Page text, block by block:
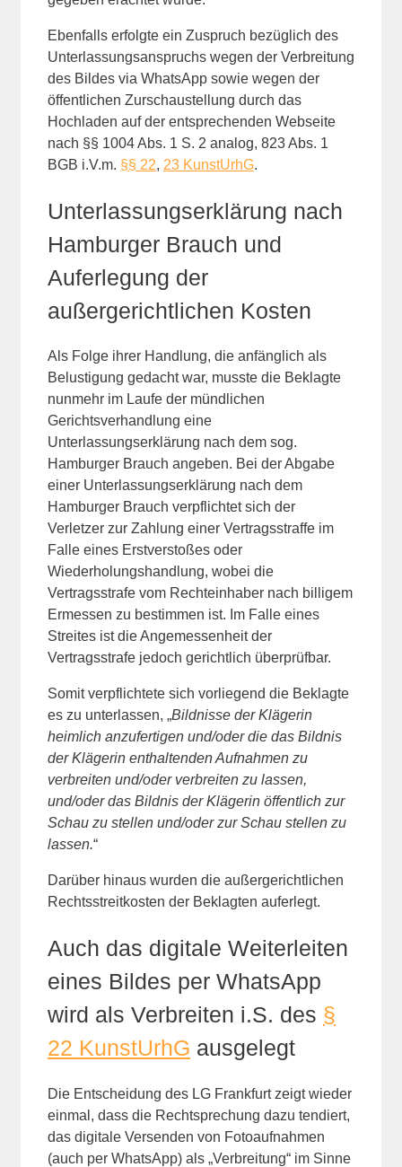
Ebenfalls erfolgte ein Zuspruch bezüglich des
Unterlassungsanspruchs wegen der Verbreitung
des Bildes via WhatsApp sowie wegen der
öffentlichen Zurschaustellung durch das
Hochladen auf der entsprechenden Webseite
nach §§ 1004 Abs. 1 S. 2 analog, 823 Abs. 1
BGB i.V.m. §§ 22, 23 KunstUrhG.
Unterlassungserklärung nach
Hamburger Brauch und
Auferlegung der
außergerichtlichen Kosten
Als Folge ihrer Handlung, die anfänglich als
Belustigung gedacht war, musste die Beklagte
nunmehr im Laufe der mündlichen
Gerichtsverhandlung eine
Unterlassungserklärung nach dem sog.
Hamburger Brauch angeben. Bei der Abgabe
einer Unterlassungserklärung nach dem
Hamburger Brauch verpflichtet sich der
Verletzer zur Zahlung einer Vertragsstraffe im
Falle eines Erstverstoßes oder
Wiederholungshandlung, wobei die
Vertragsstrafe vom Rechteinhaber nach billigem
Ermessen zu bestimmen ist. Im Falle eines
Streites ist die Angemessenheit der
Vertragsstrafe jedoch gerichtlich überprüfbar.
Somit verpflichtete sich vorliegend die Beklagte
es zu unterlassen, „Bildnisse der Klägerin
heimlich anzufertigen und/oder die das Bildnis
der Klägerin enthaltenden Aufnahmen zu
verbreiten und/oder verbreiten zu lassen,
und/oder das Bildnis der Klägerin öffentlich zur
Schau zu stellen und/oder zur Schau stellen zu
lassen.“
Darüber hinaus wurden die außergerichtlichen
Rechtsstreitkosten der Beklagten auferlegt.
Auch das digitale Weiterleiten
eines Bildes per WhatsApp
wird als Verbreiten i.S. des §
22 KunstUrhG ausgelegt
Die Entscheidung des LG Frankfurt zeigt wieder
einmal, dass die Rechtsprechung dazu tendiert,
das digitale Versenden von Fotoaufnahmen
(auch per WhatsApp) als „Verbreitung“ im Sinne